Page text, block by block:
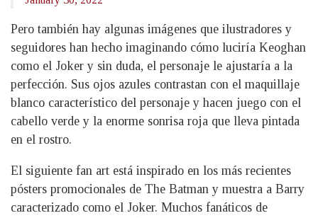
Pero también hay algunas imágenes que ilustradores y
seguidores han hecho imaginando cómo luciría Keoghan
como el Joker y sin duda, el personaje le ajustaría a la
perfección. Sus ojos azules contrastan con el maquillaje
blanco característico del personaje y hacen juego con el
cabello verde y la enorme sonrisa roja que lleva pintada
en el rostro.
El siguiente fan art está inspirado en los más recientes
pósters promocionales de The Batman y muestra a Barry
caracterizado como el Joker. Muchos fanáticos de